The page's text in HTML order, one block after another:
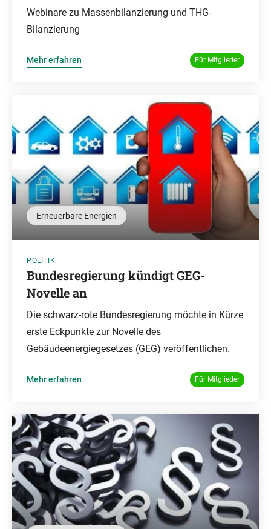
Webinare zu Massenbilanzierung und THG-
Bilanzierung
Mehr erfahren Für Mitglieder
Erneuerbare Energien
POLITIK
Bundesregierung kündigt GEG-
Novelle an
Die schwarz-rote Bundesregierung möchte in Kürze
erste Eckpunkte zur Novelle des
Gebäudeenergiegesetzes (GEG) veröffentlichen.
Mehr erfahren Für Mitglieder